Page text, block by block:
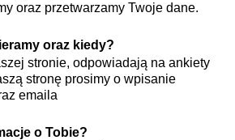
oraz przetwarzamy Twoje dane.
oraz kiedy?
stronie, odpowiadają na ankiety
stronę prosimy o wpisanie
emaila
o Tobie?